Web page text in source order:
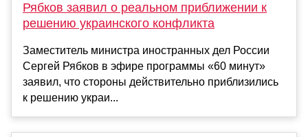
Рябков заявил о реальном приближении к
решению украинского конфликта
Заместитель министра иностранных дел России
Сергей Рябков в эфире программы «60 минут»
заявил, что стороны действительно приблизились
к решению украи...